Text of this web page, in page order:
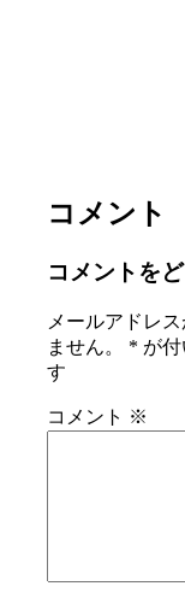
コメント
コメントを
メールアドレ
ません。
* が
す
コメント ※